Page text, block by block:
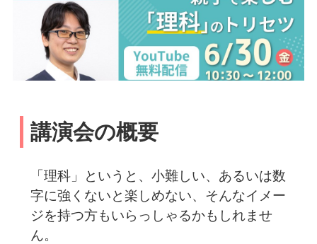
講演会の概要
「理科」というと、小難しい、あるいは数
字に強くないと楽しめない、そんなイメー
ジを持つ方もいらっしゃるかもしれませ
ん。